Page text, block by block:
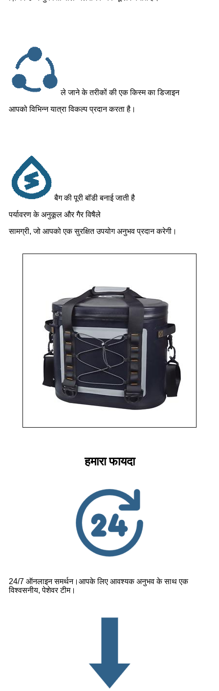
ले जाने के तरीकों की एक किस्म का डिजाइन
आपको विभिन्न यात्रा विकल्प प्रदान करता है।
बैग की पूरी बॉडी बनाई जाती है
पर्यावरण के अनुकूल और गैर विषैले
सामग्री, जो आपको एक सुरक्षित उपयोग अनुभव प्रदान करेगी।
हमारा फायदा
24/7 ऑनलाइन समर्थन।आपके लिए आवश्यक अनुभव के साथ एक
विश्वसनीय, पेशेवर टीम।